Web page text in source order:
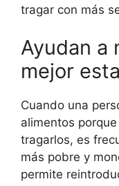
tragar con más
Ayudan a
mejor
Cuando una
alimentos
tragarlos, es
más pobre y
permite